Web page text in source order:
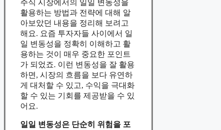
주식 시장에서의 일일 변동성을
활용하는 방법과 전략에 대해 알
아보았던 내용을 정리해 보려고
해요. 요즘 투자자들 사이에서 일
일 변동성을 정확히 이해하고 활
용하는 것이 매우 중요한 포인트
가 되었죠. 이런 변동성을 잘 활용
하면, 시장의 흐름을 보다 유연하
게 대처할 수 있고, 수익을 극대화
할 수 있는 기회를 제공받을 수 있
어요.
일일 변동성은 단순히 위험을 포